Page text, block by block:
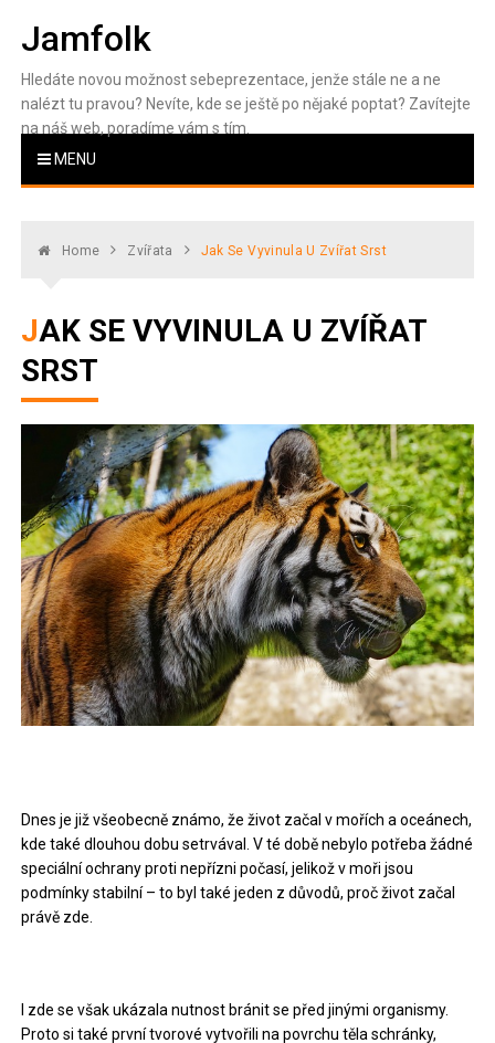
Jamfolk
Hledáte novou možnost sebeprezentace, jenže stále ne a ne
nalézt tu pravou? Nevíte, kde se ještě po nějaké poptat? Zavítejte
na náš web, poradíme vám s tím.
MENU
Home Zvířata Jak Se Vyvinula U Zvířat Srst
JAK SE VYVINULA U ZVÍŘAT
SRST
Dnes je již všeobecně známo, že život začal v mořích a oceánech,
kde také dlouhou dobu setrvával. V té době nebylo potřeba žádné
speciální ochrany proti nepřízni počasí, jelikož v moři jsou
podmínky stabilní – to byl také jeden z důvodů, proč život začal
právě zde.
I zde se však ukázala nutnost bránit se před jinými organismy.
Proto si také první tvorové vytvořili na povrchu těla schránky,